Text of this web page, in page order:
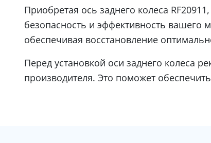
Приобретая ось заднего колеса
безопасность и эффективность вашего
обеспечивая восстановление
Перед установкой оси заднего колеса
производителя. Это поможет